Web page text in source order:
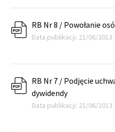
RB Nr 8 / Powołanie
Data publikacji: 21/06/2013
RB Nr 7 / Podjęcie
dywidendy
Data publikacji: 21/06/2013